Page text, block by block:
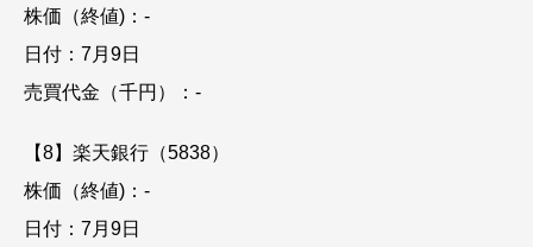
株価（終値)：-
日付：7月9日
売買代金（千円）：-
【8】楽天銀行（5838）
株価（終値)：-
日付：7月9日